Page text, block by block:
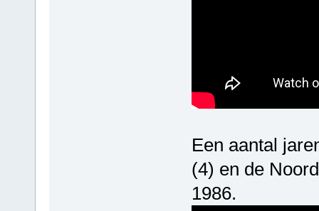
Een aantal
(4) en de
1986.